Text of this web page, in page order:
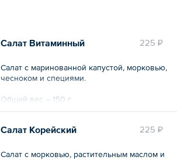
225 ₽
Салат Витаминный
Салат с маринованной капустой, морковью,
чесноком и специями.
Общий вес – 150 г
225 ₽
Салат Корейский
Салат с морковью, растительным маслом и